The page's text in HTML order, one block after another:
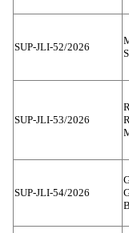
SUP-JLI-52/2026
SUP-JLI-53/2026
SUP-JLI-54/2026